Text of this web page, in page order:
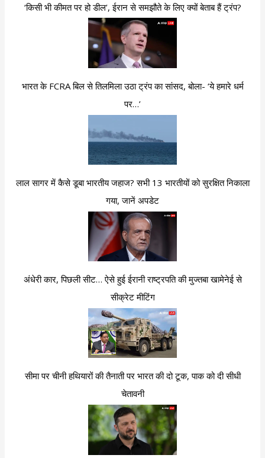
‘किसी भी कीमत पर हो डील’, ईरान से समझौते के लिए क्यों बेताब हैं ट्रंप?
भारत के FCRA बिल से तिलमिला उठा ट्रंप का सांसद, बोला- ‘ये हमारे धर्म
पर…’
लाल सागर में कैसे डूबा भारतीय जहाज? सभी 13 भारतीयों को सुरक्षित निकाला
गया, जानें अपडेट
अंधेरी कार, पिछली सीट… ऐसे हुई ईरानी राष्ट्रपति की मुज्तबा खामेनेई से
सीक्रेट मीटिंग
सीमा पर चीनी हथियारों की तैनाती पर भारत की दो टूक, पाक को दी सीधी
चेतावनी